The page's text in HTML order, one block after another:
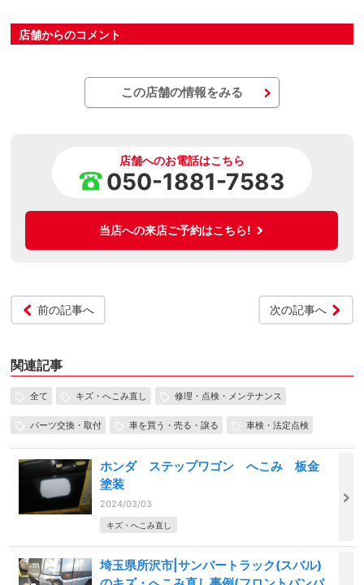
店舗からのコメント
この店舗の情報をみる
店舗へのお電話はこちら
050-1881-7583
当店への来店ご予約はこちら!
前の記事へ 次の記事へ
関連記事
全て キズ・へこみ直し 修理・点検・メンテナンス
パーツ交換・取付 車を買う・売る・譲る 車検・法定点検
ホンダ ステップワゴン へこみ 板金
塗装
2024/03/03
キズ・へこみ直し
埼玉県所沢市|サンバートラック(スバル)